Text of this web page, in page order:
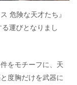
危険な天才たち』
運びとなりまし
をモチーフに、天
度胸だけを武器に